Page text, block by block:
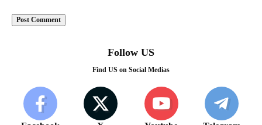
Follow US
Find US on Social Medias